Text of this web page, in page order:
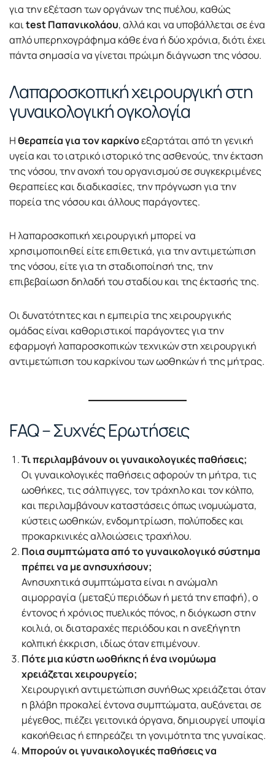
για την εξέταση των οργάνων της πυέλου, καθώς
καιtest Παπανικολάου, αλλά και να υποβάλλεται σε ένα
απλό υπερηχογράφημα κάθε ένα ή δύο χρόνια, διότι έχει
πάντα σημασία να γίνεται πρώιμη διάγνωση της νόσου.
Λαπαροσκοπική χειρουργική στη
γυναικολογική ογκολογία
Ηθεραπεία για τον καρκίνοεξαρτάται από τη γενική
υγεία και το ιατρικό ιστορικό της ασθενούς, την έκταση
της νόσου, την ανοχή του οργανισμού σε συγκεκριμένες
θεραπείες και διαδικασίες, την πρόγνωση για την
πορεία της νόσου και άλλους παράγοντες.
Η λαπαροσκοπική χειρουργική μπορεί να
χρησιμοποιηθεί είτε επιθετικά, για την αντιμετώπιση
της νόσου, είτε για τη σταδιοποίησή της, την
επιβεβαίωση δηλαδή του σταδίου και της έκτασής της.
Οι δυνατότητες και η εμπειρία της χειρουργικής
ομάδας είναι καθοριστικοί παράγοντες για την
εφαρμογή λαπαροσκοπικών τεχνικών στη χειρουργική
αντιμετώπιση του καρκίνου των ωοθηκών ή της μήτρας.
FAQ – Συχνές Ερωτήσεις
Τι περιλαμβάνουν οι γυναικολογικές παθήσεις;
Οι γυναικολογικές παθήσεις αφορούν τη μήτρα, τις
ωοθήκες, τις σάλπιγγες, τον τράχηλο και τον κόλπο,
και περιλαμβάνουν καταστάσεις όπως ινομυώματα,
κύστεις ωοθηκών, ενδομητρίωση, πολύποδες και
προκαρκινικές αλλοιώσεις τραχήλου.
Ποια συμπτώματα από το γυναικολογικό σύστημα
πρέπει να με ανησυχήσουν;
Ανησυχητικά συμπτώματα είναι η ανώμαλη
αιμορραγία (μεταξύ περιόδων ή μετά την επαφή), ο
έντονος ή χρόνιος πυελικός πόνος, η διόγκωση στην
κοιλιά, οι διαταραχές περιόδου και η ανεξήγητη
κολπική έκκριση, ιδίως όταν επιμένουν.
Πότε μια κύστη ωοθήκης ή ένα ινομύωμα
χρειάζεται χειρουργείο;
Χειρουργική αντιμετώπιση συνήθως χρειάζεται όταν
η βλάβη προκαλεί έντονα συμπτώματα, αυξάνεται σε
μέγεθος, πιέζει γειτονικά όργανα, δημιουργεί υποψία
κακοήθειας ή επηρεάζει τη γονιμότητα της γυναίκας.
Μπορούν οι γυναικολογικές παθήσεις να